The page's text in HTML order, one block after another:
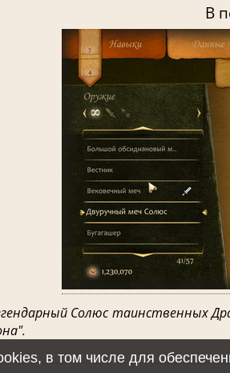
В
Солюс таинственных
в том числе для